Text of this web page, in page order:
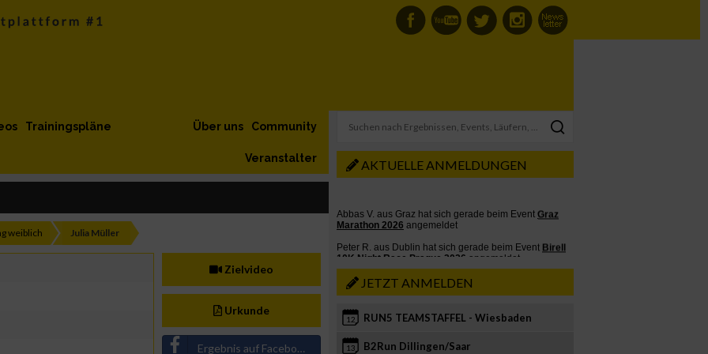
Trainingspläne Community
Über uns
Veranstalter
weiblich Julia Müller
Zielvideo
Urkunde
Ergebnis auf Facebook teilen
AKTUELLE ANMELDUNGEN
JETZT ANMELDEN
12 RUN5 TEAMSTAFFEL - Wiesbaden
13 B2Run Dillingen/Saar